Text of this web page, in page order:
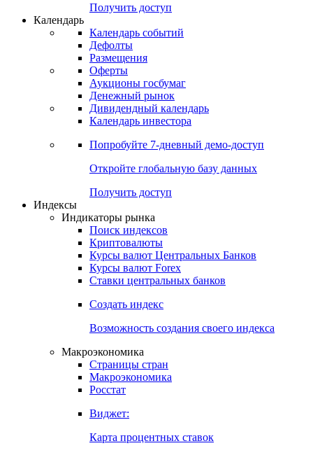
Получить доступ
Календарь
Календарь событий
Дефолты
Размещения
Оферты
Аукционы госбумаг
Денежный рынок
Дивидендный календарь
Календарь инвестора
Попробуйте 7-дневный демо-доступ
Откройте глобальную базу данных
Получить доступ
Индексы
Индикаторы рынка
Поиск индексов
Криптовалюты
Курсы валют Центральных Банков
Курсы валют Forex
Ставки центральных банков
Создать индекс
Возможность создания своего индекса
Макроэкономика
Страницы стран
Макроэкономика
Росстат
Виджет:
Карта процентных ставок